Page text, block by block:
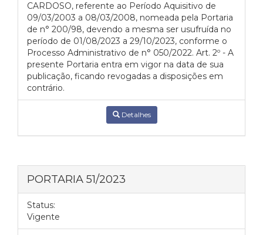
CARDOSO, referente ao Período Aquisitivo de
09/03/2003 a 08/03/2008, nomeada pela Portaria
de n° 200/98, devendo a mesma ser usufruída no
período de 01/08/2023 a 29/10/2023, conforme o
Processo Administrativo de n° 050/2022. Art. 2º - A
presente Portaria entra em vigor na data de sua
publicação, ficando revogadas a disposições em
contrário.
Detalhes
PORTARIA 51/2023
Status:
Vigente